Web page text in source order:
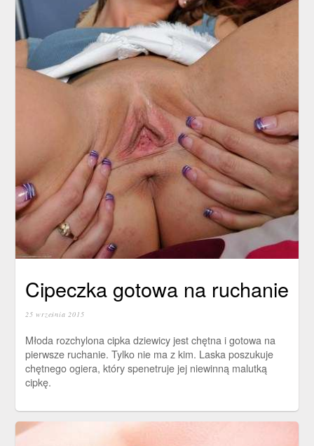
Cipeczka gotowa na ruchanie
25 września 2015
Młoda rozchylona cipka dziewicy jest chętna i gotowa na
pierwsze ruchanie. Tylko nie ma z kim. Laska poszukuje
chętnego ogiera, który spenetruje jej niewinną malutką
cipkę.